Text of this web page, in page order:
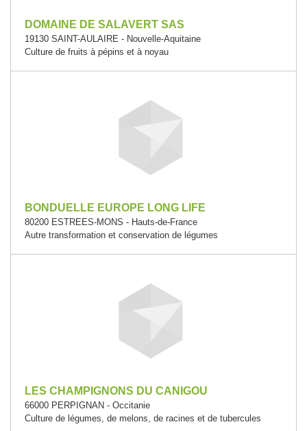
DOMAINE DE SALAVERT SAS
19130 SAINT-AULAIRE - Nouvelle-Aquitaine
Culture de fruits à pépins et à noyau
BONDUELLE EUROPE LONG LIFE
80200 ESTREES-MONS - Hauts-de-France
Autre transformation et conservation de légumes
LES CHAMPIGNONS DU CANIGOU
66000 PERPIGNAN - Occitanie
Culture de légumes, de melons, de racines et de tubercules